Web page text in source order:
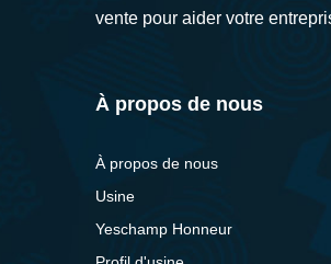
vente pour aider votre
À propos de nous
À propos de nous
Usine
Yeschamp Honneur